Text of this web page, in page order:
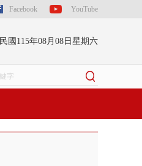
Facebook YouTube
民國115年08月08日星期六